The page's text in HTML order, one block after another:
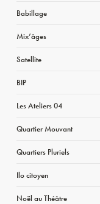
Babillage
Mix’âges
Satellite
BIP
Les Ateliers 04
Quartier Mouvant
Quartiers Pluriels
Ilo citoyen
Noël au Théâtre